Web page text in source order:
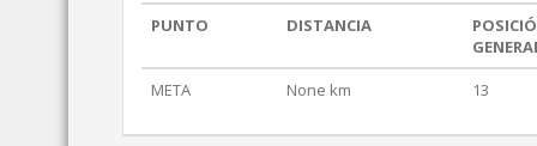
PUNTO DISTANCIA
META
None km 13